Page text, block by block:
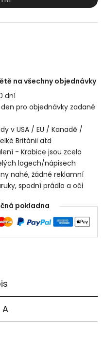
na všechny objednávky
dní
pro objednávky zadané
v USA / EU / Kanadě /
Británii atd
- Krabice jsou zcela
logech/nápisech
nahé, žádné reklamní
spodní prádlo a oči
pokladna
A